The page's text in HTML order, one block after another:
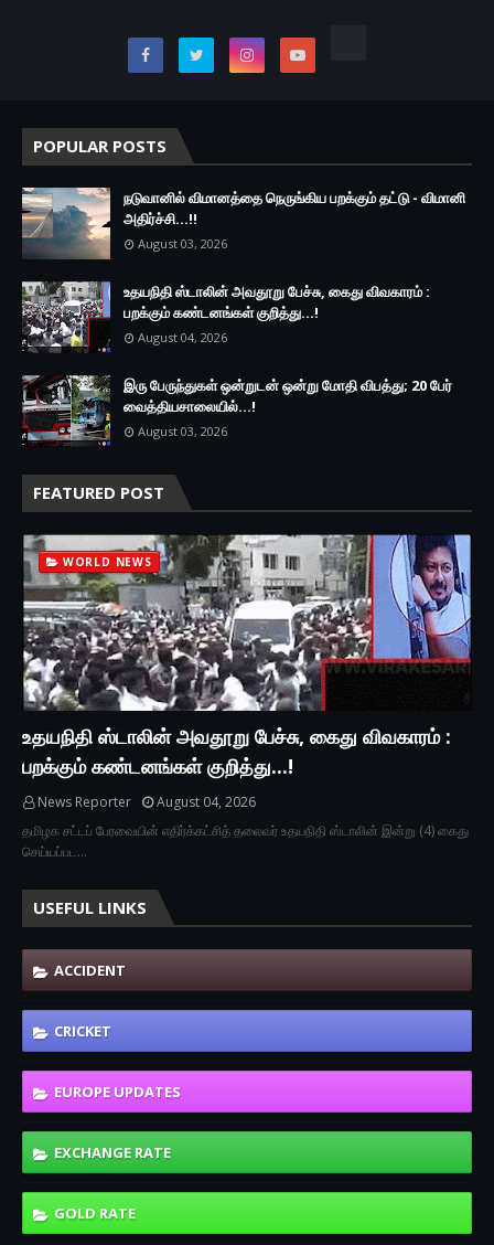
POPULAR POSTS
நடுவானில் விமானத்தை நெருங்கிய பறக்கும் தட்டு - விமானி
அதிர்ச்சி...!!
August 03, 2026
உதயநிதி ஸ்டாலின் அவதூறு பேச்சு, கைது விவகாரம் :
பறக்கும் கண்டனங்கள் குறித்து...!
August 04, 2026
இரு ப‍ேருந்துகள் ஒன்றுடன் ஒன்று மோதி விபத்து; 20 பேர்
வைத்தியசாலையில்...!
August 03, 2026
FEATURED POST
WORLD NEWS
உதயநிதி ஸ்டாலின் அவதூறு பேச்சு, கைது விவகாரம் :
பறக்கும் கண்டனங்கள் குறித்து...!
News Reporter
August 04, 2026
தமிழக சட்டப் பேரவையின் எதிர்க்கட்சித் தலைவர் உதயநிதி ஸ்டாலின் இன்று (4) கைது
செய்யப்பட…
USEFUL LINKS
ACCIDENT
CRICKET
EUROPE UPDATES
EXCHANGE RATE
GOLD RATE